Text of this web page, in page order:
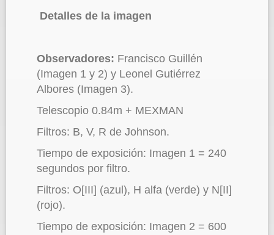
Detalles de la imagen
Observadores: Francisco Guillén
(Imagen 1 y 2) y Leonel Gutiérrez
Albores (Imagen 3).
Telescopio 0.84m + MEXMAN
Filtros: B, V, R de Johnson.
Tiempo de exposición: Imagen 1 = 240
segundos por filtro.
Filtros: O[III] (azul), H alfa (verde) y N[II]
(rojo).
Tiempo de exposición: Imagen 2 = 600